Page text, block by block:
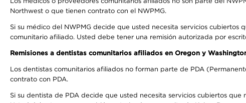
Northwest o que tienen contrato con el NWPMG.
Si su médico del NWPMG decide que usted necesita servicios
comunitario afiliado. Usted debe tener una remisión autorizada por
Remisiones a dentistas comunitarios afiliados en Oregon y
Los dentistas comunitarios afiliados no forman parte de PDA
contrato con PDA.
Si su dentista de PDA decide que usted necesita servicios cubiertos